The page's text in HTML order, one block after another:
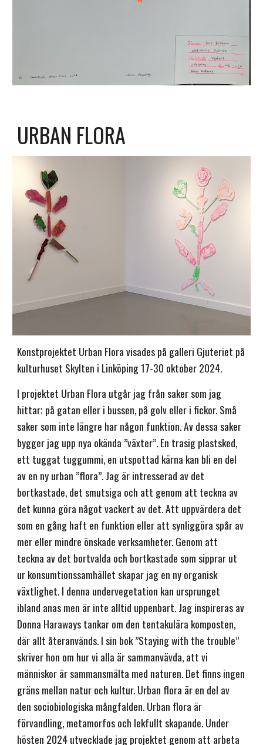
URBAN FLORA
Konstprojektet Urban Flora visades på galleri Gjuteriet på
kulturhuset Skylten i Linköping 17-30 oktober 2024.
I projektet Urban Flora utgår jag från saker som jag
hittar; på gatan eller i bussen, på golv eller i fickor. Små
saker som inte längre har någon funktion. Av dessa saker
bygger jag upp nya okända ”växter”. En trasig plastsked,
ett tuggat tuggummi, en utspottad kärna kan bli en del
av en ny urban ”flora”. Jag är intresserad av det
bortkastade, det smutsiga och att genom att teckna av
det kunna göra något vackert av det. Att uppvärdera det
som en gång haft en funktion eller att synliggöra spår av
mer eller mindre önskade verksamheter. Genom att
teckna av det bortvalda och bortkastade som sipprar ut
ur konsumtionssamhället skapar jag en ny organisk
växtlighet. I denna undervegetation kan ursprunget
ibland anas men är inte alltid uppenbart. Jag inspireras av
Donna Haraways tankar om den tentakulära komposten,
där allt återanvänds. I sin bok ”Staying with the trouble”
skriver hon om hur vi alla är sammanvävda, att vi
människor är sammansmälta med naturen. Det finns ingen
gräns mellan natur och kultur. Urban flora är en del av
den sociobiologiska mångfalden. Urban flora är
förvandling, metamorfos och lekfullt skapande. Under
hösten 2024 utvecklade jag projektet genom att arbeta